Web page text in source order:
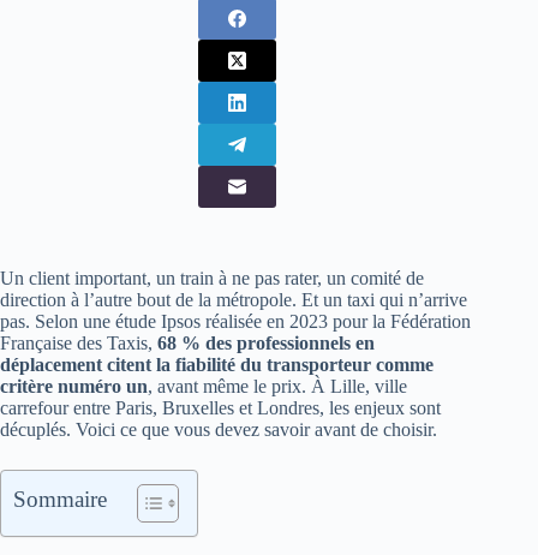
Un client important, un train à ne pas rater, un comité de
direction à l’autre bout de la métropole. Et un taxi qui n’arrive
pas. Selon une étude Ipsos réalisée en 2023 pour la Fédération
Française des Taxis, 68 % des professionnels en
déplacement citent la fiabilité du transporteur comme
critère numéro un, avant même le prix. À Lille, ville
carrefour entre Paris, Bruxelles et Londres, les enjeux sont
décuplés. Voici ce que vous devez savoir avant de choisir.
Sommaire